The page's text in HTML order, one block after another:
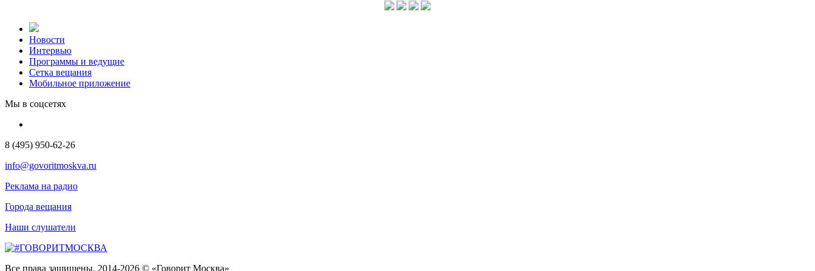
Новости
Интервью
Программы и ведущие
Сетка вещания
Мобильное приложение
Мы в соцсетях
8 (495) 950-62-26
info@govoritmoskva.ru
Реклама на радио
Города вещания
Наши слушатели
Все права защищены. 2014-2026 © «Говорит Москва»